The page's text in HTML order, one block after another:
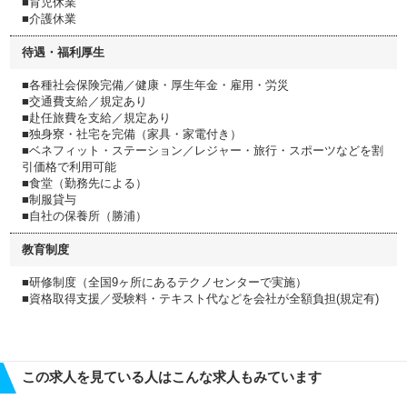
■介護休業
待遇・福利厚生
■各種社会保険完備／健康・厚生年金・雇用・労災
■交通費支給／規定あり
■赴任旅費を支給／規定あり
■独身寮・社宅を完備（家具・家電付き）
■ベネフィット・ステーション／レジャー・旅行・スポーツなどを割
引価格で利用可能
■食堂（勤務先による）
■制服貸与
■自社の保養所（勝浦）
教育制度
■研修制度（全国9ヶ所にあるテクノセンターで実施）
■資格取得支援／受験料・テキスト代などを会社が全額負担(規定有)
この求人を見ている人はこんな求人もみています